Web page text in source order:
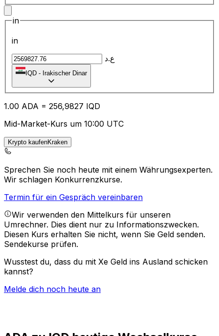
in
in
ع.د
IQD - Irakischer Dinar
1.00 ADA = 256,9827 IQD
Mid-Market-Kurs um 10:00 UTC
Krypto kaufenKraken
Sprechen Sie noch heute mit einem Währungsexperten.
Wir schlagen Konkurrenzkurse.
Termin für ein Gespräch vereinbaren
Wir verwenden den Mittelkurs für unseren
Umrechner. Dies dient nur zu Informationszwecken.
Diesen Kurs erhalten Sie nicht, wenn Sie Geld senden.
Sendekurse prüfen.
Wusstest du, dass du mit Xe Geld ins Ausland schicken
kannst?
Melde dich noch heute an